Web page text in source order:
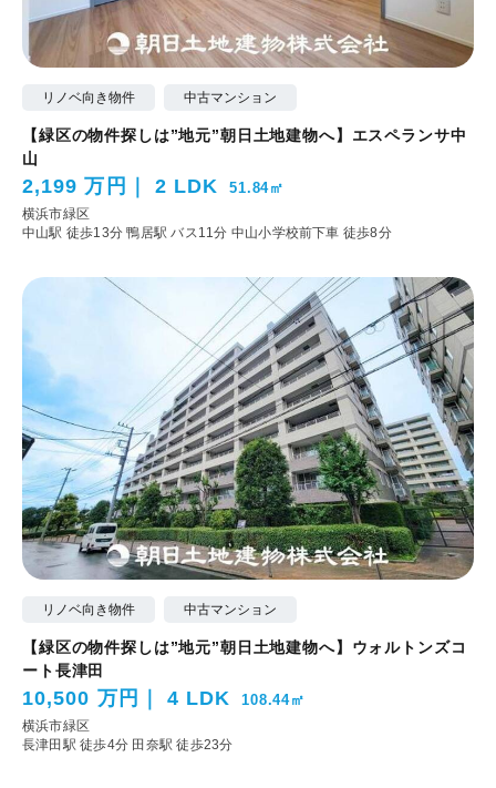
リノベ向き物件 中古マンション
【緑区の物件探しは”地元”朝日土地建物へ】エスペランサ中
山
2,199 万円 2 LDK 51.84㎡
横浜市緑区
中山駅 徒歩13分鴨居駅 バス11分 中山小学校前下車 徒歩8分
リノベ向き物件 中古マンション
【緑区の物件探しは”地元”朝日土地建物へ】ウォルトンズコ
ート長津田
10,500 万円 4 LDK 108.44㎡
横浜市緑区
長津田駅 徒歩4分 田奈駅 徒歩23分